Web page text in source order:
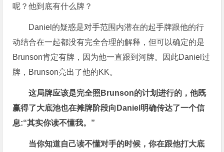
呢？他到底有什么牌？
Daniel的疑惑是对手范围内潜在的起手牌跟他的行
动结合在一起都没有完全合理的解释，但可以确定的是
Brunson肯定有牌，因为他一直跟到河牌。因此Daniel过
牌，Brunson亮出了他的KK。
这局牌应该是完全照Brunson的计划进行的，他既
赢得了大底池也在摊牌阶段向Daniel明确传达了一个信
息:“其实你读不懂我。”
当你知道自己读不懂对手的时候，你在跟他打大底